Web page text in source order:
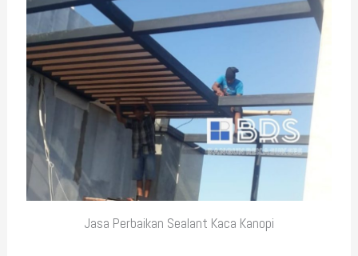
Jasa Perbaikan Sealant Kaca Kanopi